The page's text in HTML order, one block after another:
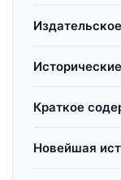
Краткое
Новейшая